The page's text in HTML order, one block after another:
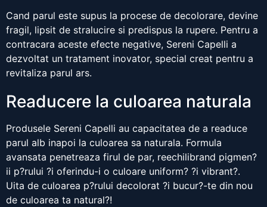
Cand parul este supus la procese de decolorare, devine
fragil, lipsit de stralucire si predispus la rupere. Pentru a
contracara aceste efecte negative, Sereni Capelli a
dezvoltat un tratament inovator, special creat pentru a
revitaliza parul ars.
Readucere la culoarea naturala
Produsele Sereni Capelli au capacitatea de a readuce
parul alb inapoi la culoarea sa naturala. Formula
avansata penetreaza firul de par, reechilibrand pigmen?
ii p?rului ?i oferindu-i o culoare uniform? ?i vibrant?.
Uita de culoarea p?rului decolorat ?i bucur?-te din nou
de culoarea ta natural?!